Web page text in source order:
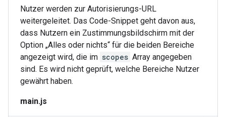
Nutzer werden zur Autorisierungs-URL
weitergeleitet. Das Code-Snippet geht davon aus,
dass Nutzern ein Zustimmungsbildschirm mit der
Option „Alles oder nichts“ für die beiden Bereiche
angezeigt wird, die im scopes Array angegeben
sind. Es wird nicht geprüft, welche Bereiche Nutzer
gewährt haben.
main.js